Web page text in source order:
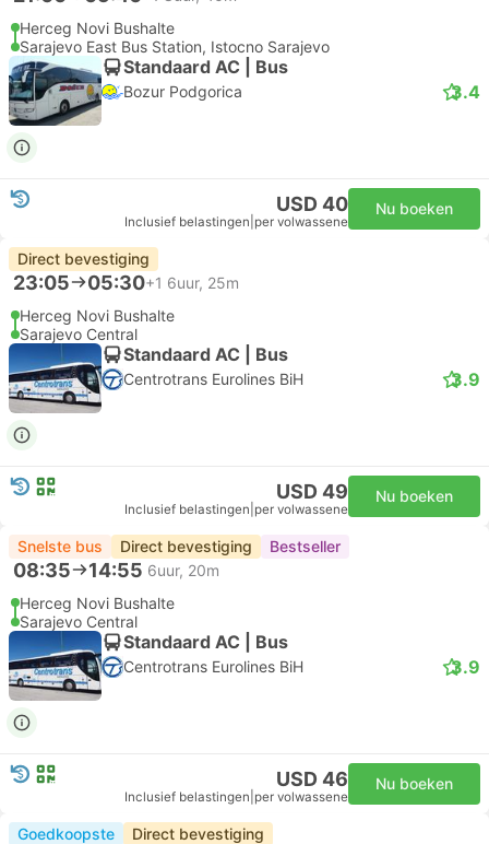
Herceg Novi Bushalte
Sarajevo East Bus Station, Istocno Sarajevo
Standaard AC | Bus
Bozur Podgorica 3.4
USD 40
Inclusief belastingen per volwassene
Nu boeken
Direct bevestiging
23:05 05:30+1 6uur, 25m
Herceg Novi Bushalte
Sarajevo Central
Standaard AC | Bus
Centrotrans Eurolines BiH 3.9
USD 49
Inclusief belastingen per volwassene
Nu boeken
Snelste bus Direct bevestiging Bestseller
08:35 14:55 6uur, 20m
Herceg Novi Bushalte
Sarajevo Central
Standaard AC | Bus
Centrotrans Eurolines BiH 3.9
USD 46
Inclusief belastingen per volwassene
Nu boeken
Goedkoopste Direct bevestiging